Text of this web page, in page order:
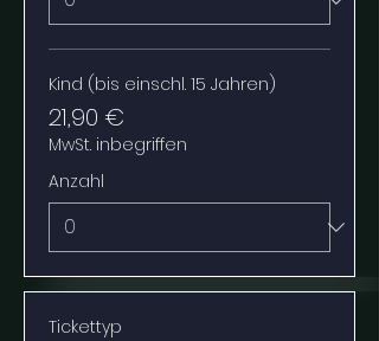
Kind (bis einschl. 15 Jahren)
21,90 €
MwSt. inbegriffen
Anzahl
Tickettyp